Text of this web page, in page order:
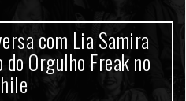
com Lia Samira
Orgulho Freak no